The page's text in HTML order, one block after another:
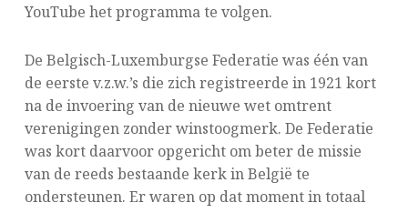
YouTube het programma te volgen.
De Belgisch-Luxemburgse Federatie was één van
de eerste v.z.w.’s die zich registreerde in 1921 kort
na de invoering van de nieuwe wet omtrent
verenigingen zonder winstoogmerk. De Federatie
was kort daarvoor opgericht om beter de missie
van de reeds bestaande kerk in België te
ondersteunen. Er waren op dat moment in totaal